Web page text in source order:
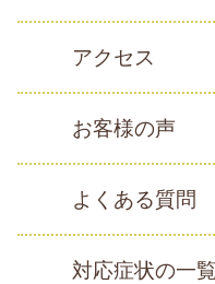
アクセス
お客様の声
よくある質問
対応症状の一覧